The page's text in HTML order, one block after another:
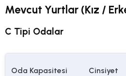
Mevcut Yurtlar (Kız /
C Tipi Odalar
Oda Kapasitesi Cinsiyet